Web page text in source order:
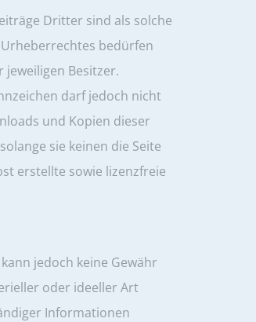
Dritter sind als solche
bedürfen
Besitzer.
darf jedoch nicht
und Kopien dieser
sie keinen die Seite
erstellte sowie lizenzfreie
jedoch keine Gewähr
oder ideeller Art
Informationen